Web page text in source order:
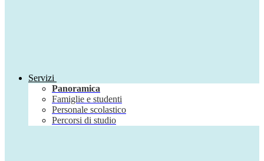
Servizi
Panoramica
Famiglie e studenti
Personale scolastico
Percorsi di studio